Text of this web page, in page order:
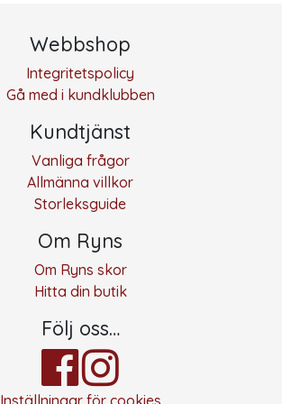
Webbshop
Integritetspolicy
Gå med i kundklubben
Kundtjänst
Vanliga frågor
Allmänna villkor
Storleksguide
Om Ryns
Om Ryns skor
Hitta din butik
Följ oss…
Inställningar för cookies